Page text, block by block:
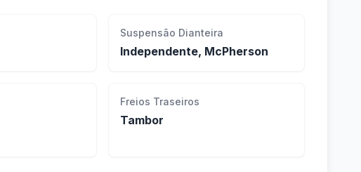
Suspensão Dianteira
Independente, McPherson
Freios Traseiros
Tambor